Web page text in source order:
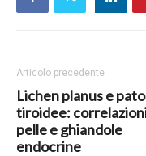
Articolo precedente
Lichen planus e
tiroidee:
pelle e ghiandole
endocrine